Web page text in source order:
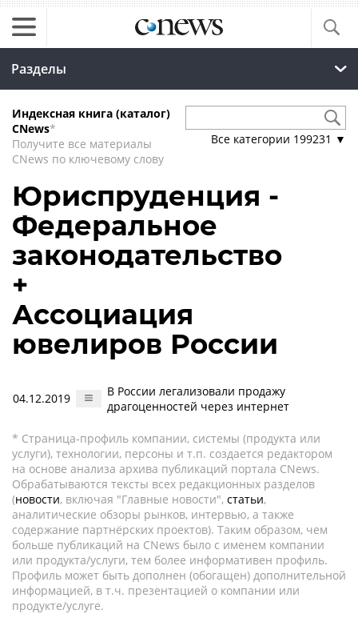
Разделы
Индексная книга (каталог)
CNews*
Получите все материалы
CNews по ключевому слову
Все категории 199231 ▼
Юриспруденция -
Федеральное
законодательство
+
Ассоциация
ювелиров России
04.12.2019
В России легализовали продажу
драгоценностей через интернет
* Страница-профиль компании, системы (продукта или
услуги), технологии, персоны и т.п. создается редактором
на основе анализа архива публикаций портала CNews.
Обрабатываются тексты всех редакционных разделов
(новости, включая "Главные новости", статьи,
аналитические обзоры рынков, интервью, а также
содержание партнёрских проектов). Таким образом, чем
больше публикаций на CNews было с именем компании
или продукта/услуги, тем более информативен профиль.
Профиль может быть дополнен (обогащен) дополнительной
информацией, в т.ч. презентацией о компании или
продукте/услуге.